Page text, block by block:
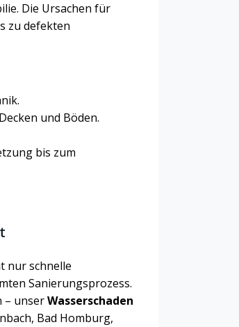
Die Ursachen für
zu defekten
und Böden.
bis zum
nur schnelle
Sanierungsprozess.
– unserWasserschaden
Bad Homburg,